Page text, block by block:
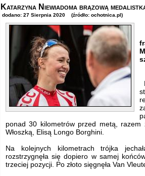
Katarzyna Niewiadoma brązową
dodano: 27 Sierpnia 2020 (źródło: ochotnica.pl)
ponad 30 kilometrów przed metą,
Włoszką, Elisą Longo Borghini.
Na kolejnych kilometrach trójka
rozstrzygnęła się dopiero w samej
trzeciej pozycji. Po złoto sięgnęła Van